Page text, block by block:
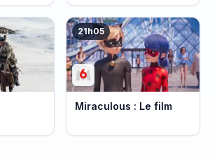
Bretagne
21h05
Miraculous : Le film